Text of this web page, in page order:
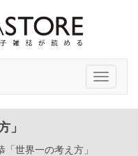
Toggle
」
「世界一の考え方」